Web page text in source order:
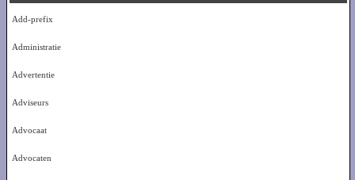
Add-prefix
Administratie
Advertentie
Adviseurs
Advocaat
Advocaten